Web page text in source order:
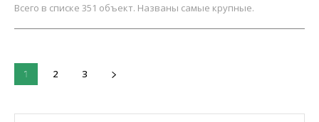
Всего в списке 351 объект. Названы самые крупные.
1 2 3